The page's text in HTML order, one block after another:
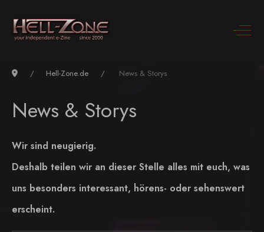
Hell-Zone.de News & Storys
News & Storys
Wir sind neugierig.
Deshalb teilen wir an dieser Stelle alles mit euch, was
uns besonders interessant, hörens- oder sehenswert
erscheint.